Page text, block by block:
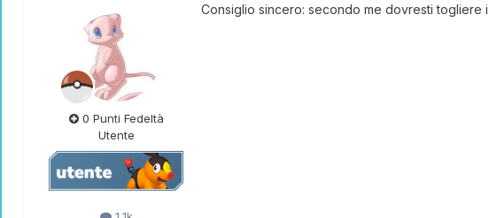
0 Punti Fedeltà
Utente
Consiglio sincero: secondo me dovresti